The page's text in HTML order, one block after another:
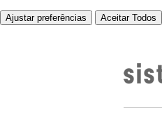
Ajustar preferências Aceitar Todos